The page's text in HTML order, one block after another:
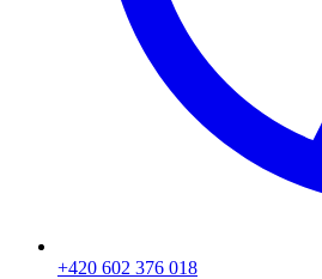
+420 602 376 018